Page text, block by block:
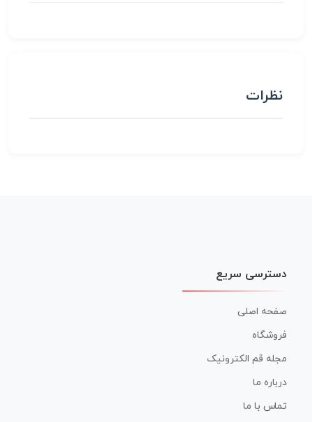
نظرات
دسترسی سریع
صفحه اصلی
فروشگاه
مجله قم الکترونیک
درباره ما
تماس با ما